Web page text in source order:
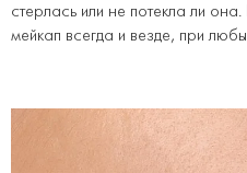
стерлась или не потекла ли
мейкап всегда и везде, при